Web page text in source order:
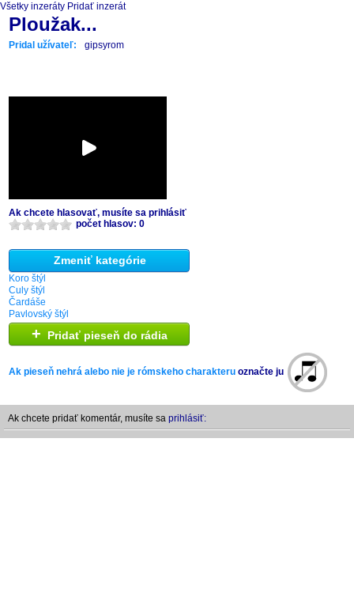
Všetky inzeráty Pridať inzerát
Ploužak...
Pridal užívateľ: gipsyrom
Ak chcete hlasovať, musíte sa prihlásiť
počet hlasov: 0
Zmeniť kategórie
Koro štýl
Culy štýl
Čardáše
Pavlovský štýl
+ Pridať pieseň do rádia
Ak pieseň nehrá alebo nie je rómskeho charakteru označte ju
Ak chcete pridať komentár, musíte sa prihlásiť: